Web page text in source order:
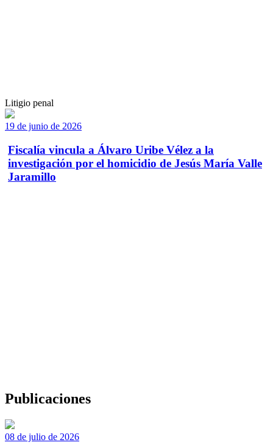
Litigio penal
19 de junio de 2026
Fiscalía vincula a Álvaro Uribe Vélez a la
investigación por el homicidio de Jesús María Valle
Jaramillo
Publicaciones
08 de julio de 2026